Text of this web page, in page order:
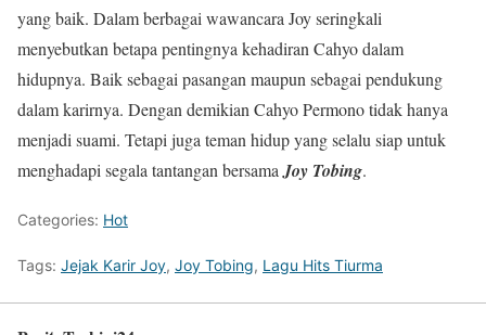
yang baik. Dalam berbagai wawancara Joy seringkali
menyebutkan betapa pentingnya kehadiran Cahyo dalam
hidupnya. Baik sebagai pasangan maupun sebagai pendukung
dalam karirnya. Dengan demikian Cahyo Permono tidak hanya
menjadi suami. Tetapi juga teman hidup yang selalu siap untuk
menghadapi segala tantangan bersama Joy Tobing.
Categories: Hot
Tags: Jejak Karir Joy, Joy Tobing, Lagu Hits Tiurma